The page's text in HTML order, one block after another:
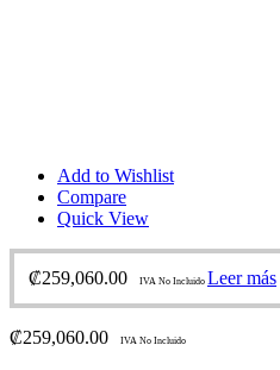
Add to Wishlist
Compare
Quick View
₡259,060.00 IVA No Incluido Leer más
₡259,060.00 IVA No Incluido